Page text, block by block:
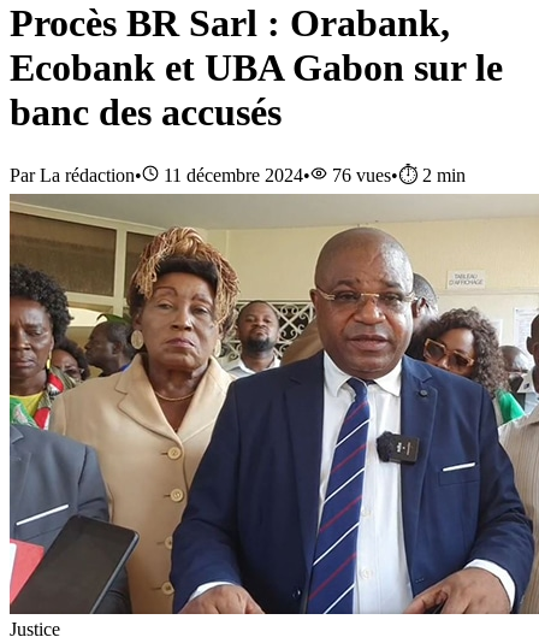
Procès BR Sarl : Orabank,
Ecobank et UBA Gabon sur le
banc des accusés
ParLa rédaction• 11 décembre 2024• 76 vues•⏱️ 2 min
Justice